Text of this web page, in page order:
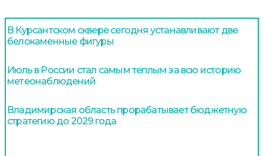
В Курсантском сквере сегодня устанавливают две
белокаменные фигуры
Июль в России стал самым теплым за всю историю
метеонаблюдений
Владимирская область прорабатывает бюджетную
стратегию до 2029 года